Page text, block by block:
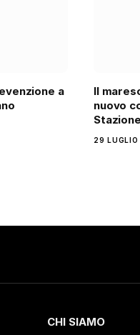
a
Il
nuovo
29
CHI SIAMO